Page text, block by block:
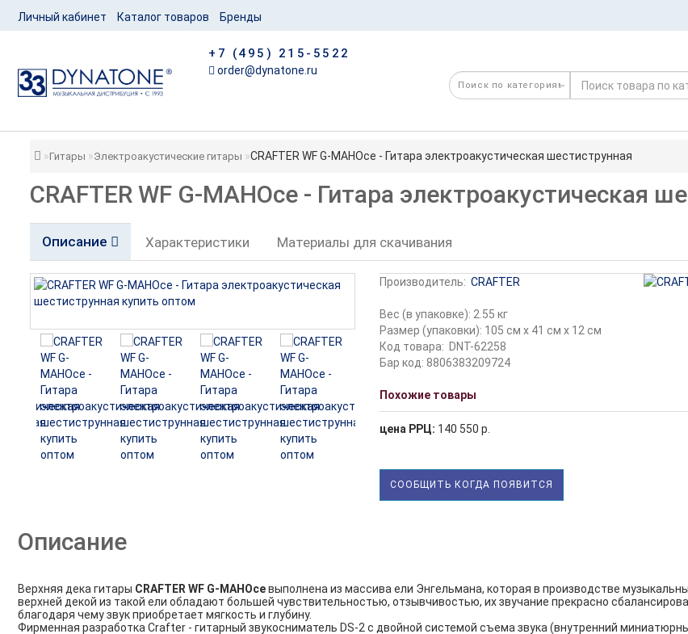
Личный кабинет Каталог товаров Бренды
+7 (495) 215-5522
order@dynatone.ru
Гитары Электроакустические гитары CRAFTER WF G-MAHOce - Гитара электроакустическая шестиструнная
CRAFTER WF G-MAHOce - Гитара электроакустическая
Описание Характеристики Материалы для скачивания
Производитель: CRAFTER
Вес (в упаковке): 2.55 кг
Размер (упаковки): 105 см x 41 см x 12 см
Код товара: DNT-62258
Бар код: 8806383209724
Похожие товары
цена РРЦ: 140 550 р.
СООБЩИТЬ КОГДА ПОЯВИТСЯ
Описание
Верхняя дека гитары CRAFTER WF G-MAHOceвыполнена из массива ели Энгельмана, которая в производстве
верхней декой из такой ели обладают большей чувствительностью, отзывчивостью, их звучание прекрасно
благодаря чему звук приобретает мягкость и глубину.
Фирменная разработка Crafter - гитарный звукосниматель DS-2 с двойной системой съема звука (внутренний